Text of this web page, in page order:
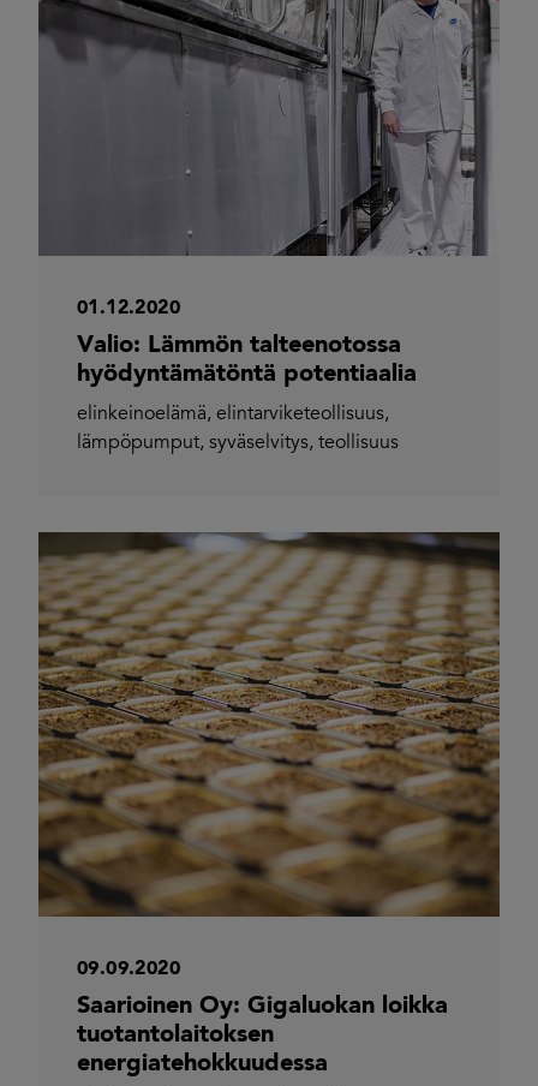
01.12.2020
Valio: Lämmön talteenotossa
hyödyntämätöntä potentiaalia
elinkeinoelämä, elintarviketeollisuus,
lämpöpumput, syväselvitys, teollisuus
09.09.2020
Saarioinen Oy: Gigaluokan loikka
tuotantolaitoksen
energiatehokkuudessa